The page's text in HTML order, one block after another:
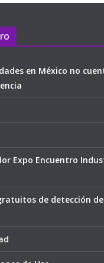
en México no
Expo Encuentro
de detección